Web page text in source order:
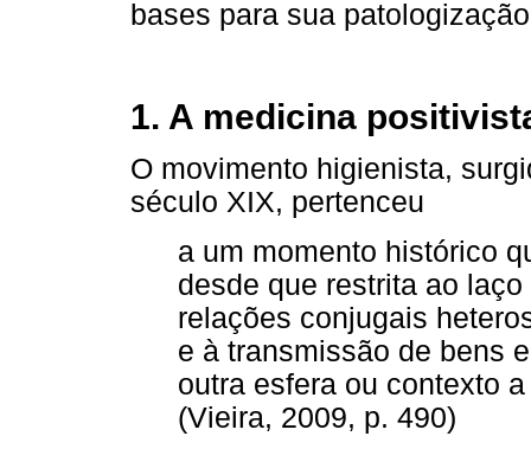
bases para sua
1. A medicina
O movimento higienista,
século XIX, pertenceu
a um momento histórico
desde que restrita ao
relações conjugais
e à transmissão de bens
outra esfera ou contexto
(Vieira, 2009, p. 490)